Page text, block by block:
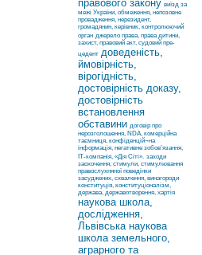
правового закону виїзд за
межі України, обмеження, непозовне
провадження, нерезидент,
громадянин, керівник, контролюючий
орган джерело права, права дитини,
захист, правовий акт, судовий пре-
цедент доведеність,
ймовірність,
вірогідність,
достовірність доказу,
достовірність
встановлення
обставини договір про
нерозголошення, NDA, комерційна
таємниця, конфіденцій¬на
інформація, негативне зобов’язання,
ІТ-компанія, «Дія Сіті». заходи
заохочення, стимули, стимулювання
правослухняної поведінки
засуджених, схвалення, винагороди
конституція, конституціоналізм,
держава, державотворення, хартія
наукова школа,
дослідження,
Львівська наукова
школа земельного,
аграрного та